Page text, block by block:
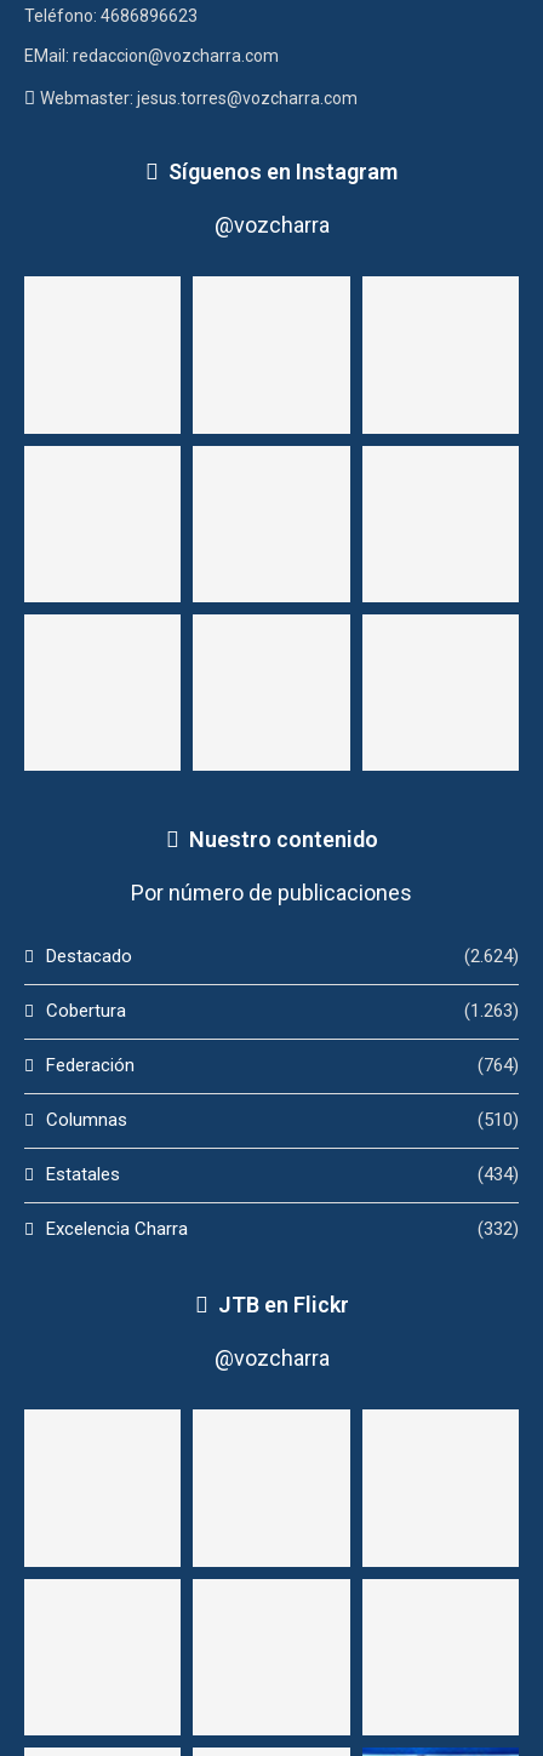
Teléfono: 4686896623
EMail: redaccion@vozcharra.com
Webmaster: jesus.torres@vozcharra.com
Síguenos en Instagram
@vozcharra
Nuestro contenido
Por número de publicaciones
Destacado (2.624)
Cobertura (1.263)
Federación (764)
Columnas (510)
Estatales (434)
Excelencia Charra (332)
JTB en Flickr
@vozcharra